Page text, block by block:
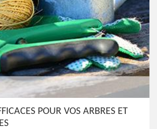
POUR VOS ARBRES ET